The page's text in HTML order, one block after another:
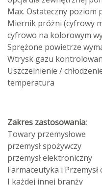
Max. Ostateczny poziom
Miernik próżni (cyfrowy
cyfrowo na kolorowym
Sprężone powietrze
Wtrysk gazu
Uszczelnienie /
temperatura
Zakres zastosowania:
Towary przemysłowe
przemysł spożywczy
przemysł elektroniczny
Farmaceutyka i Przemysł
I każdej innej branży